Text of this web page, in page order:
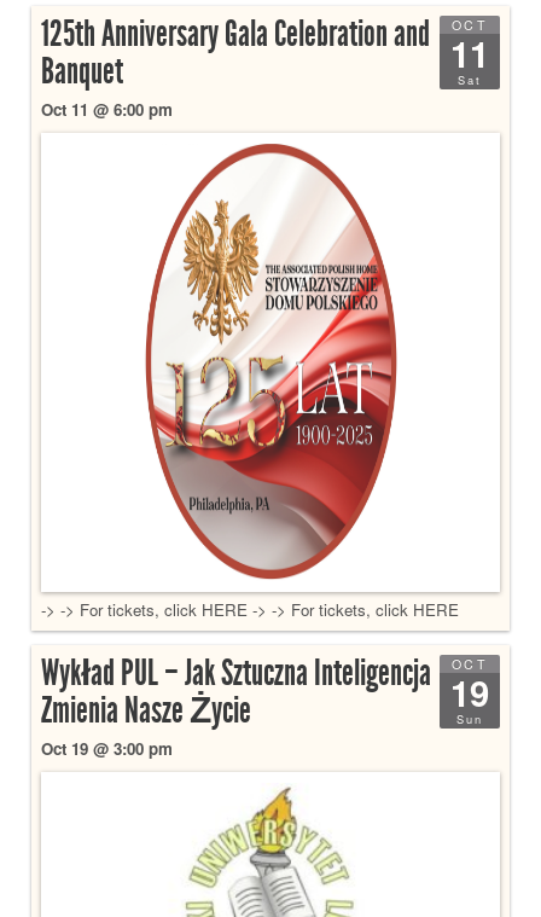
OCT
11
Sat
125th Anniversary Gala Celebration and
Banquet
Oct 11 @ 6:00 pm
-> -> For tickets, click HERE -> -> For tickets, click HERE
OCT
19
Sun
Wykład PUL – Jak Sztuczna Inteligencja
Zmienia Nasze Życie
Oct 19 @ 3:00 pm